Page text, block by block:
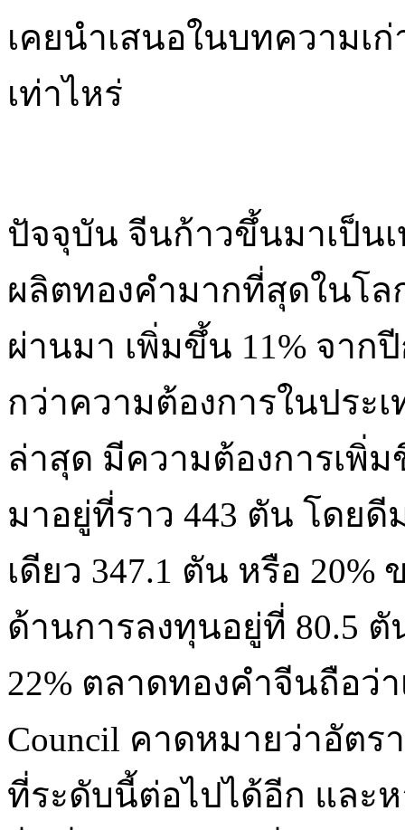
เคยนำเสนอในบทความเ
เท่าไหร่
ปัจจุบัน จีนก้าวขึ้นมาเป็น
ผลิตทองคำมากที่สุดในโ
ผ่านมา เพิ่มขึ้น 11% จา
กว่าความต้องการในประ
ล่าสุด มีความต้องการเพิ่
มาอยู่ที่ราว 443 ตัน โดย
เดียว 347.1 ตัน หรือ
ด้านการลงทุนอยู่ที่ 80.5
22% ตลาดทองคำจีนถือว่า
Council คาดหมายว่าอัตร
ที่ระดับนี้ต่อไปได้อีก และ